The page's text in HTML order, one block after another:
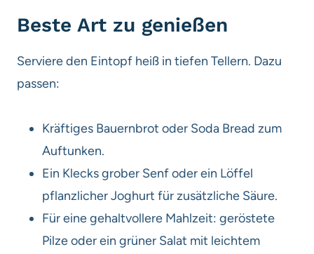
Beste Art zu genießen
Serviere den Eintopf heiß in tiefen Tellern. Dazu
passen:
Kräftiges Bauernbrot oder Soda Bread zum
Auftunken.
Ein Klecks grober Senf oder ein Löffel
pflanzlicher Joghurt für zusätzliche Säure.
Für eine gehaltvollere Mahlzeit: geröstete
Pilze oder ein grüner Salat mit leichtem